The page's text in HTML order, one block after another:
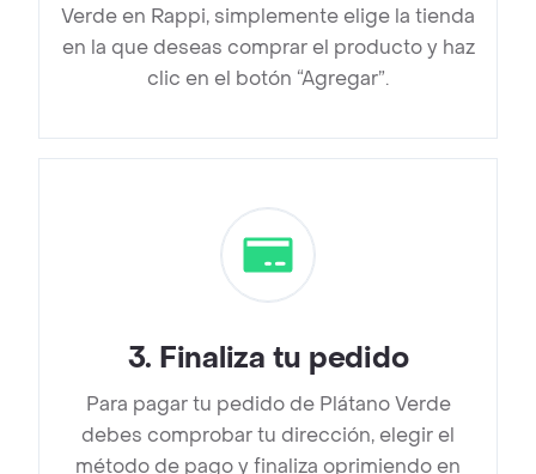
Verde en Rappi, simplemente elige la tienda
en la que deseas comprar el producto y haz
clic en el botón “Agregar”.
3. Finaliza tu pedido
Para pagar tu pedido de Plátano Verde
debes comprobar tu dirección, elegir el
método de pago y finaliza oprimiendo en